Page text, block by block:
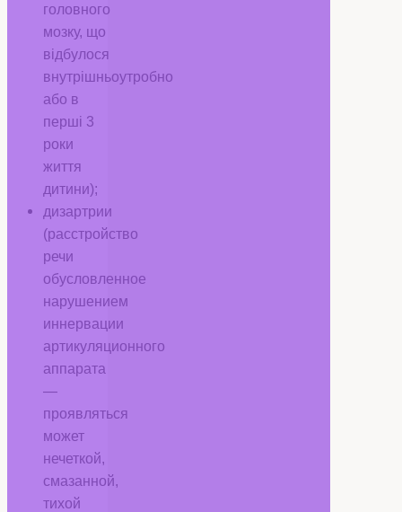
головного
мозку, що
відбулося
внутрішньоутробно
або в
перші 3
роки
життя
дитини);
дизартрии
(расстройство
речи
обусловленное
нарушением
иннервации
артикуляционного
аппарата
—
проявляться
может
нечеткой,
смазанной,
тихой